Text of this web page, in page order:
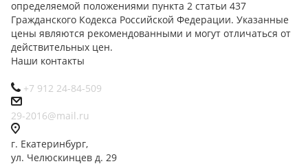
определяемой положениями пункта 2 статьи 437
Гражданского Кодекса Российской Федерации. Указанные
цены являются рекомендованными и могут отличаться от
действительных цен.
Наши контакты
+7 912 24-84-509
29-2016@mail.ru
г. Екатеринбург,
ул. Челюскинцев д. 29